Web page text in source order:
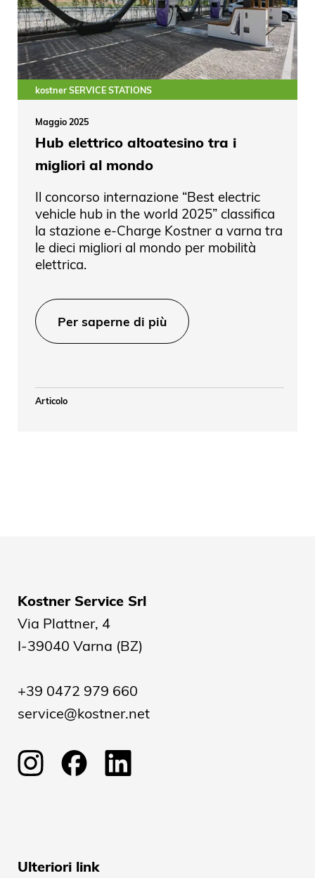
kostner SERVICE STATIONS
Maggio 2025
Hub elettrico altoatesino tra i
migliori al mondo
Il concorso internazione “Best electric
vehicle hub in the world 2025” classifica
la stazione e-Charge Kostner a varna tra
le dieci migliori al mondo per mobilità
elettrica.
Per saperne di più
Articolo
Kostner Service Srl
Via Plattner, 4
I-39040 Varna (BZ)
+39 0472 979 660
service@kostner.net
Ulteriori link